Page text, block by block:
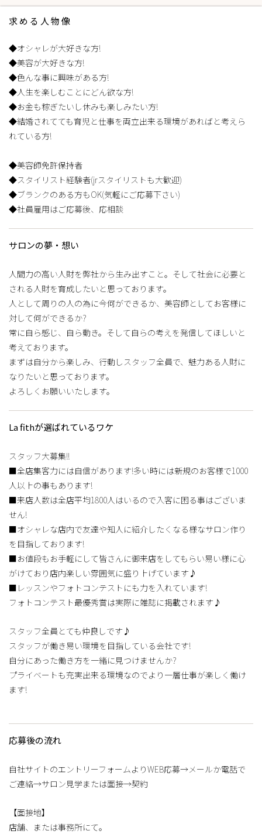
求める人物像
◆オシャレが大好きな方!
◆美容が大好きな方!
◆色んな事に興味がある方!
◆人生を楽しむことにどん欲な方!
◆お金も稼ぎたいし休みも楽しみたい方!
◆結婚されてても育児と仕事を両立出来る環境があればと考えら
れている方!
◆美容師免許保持者
◆スタイリスト経験者(jrスタイリストも大歓迎)
◆ブランクのある方もOK(気軽にご応募下さい)
◆社員雇用はご応募後、応相談
サロンの夢・想い
人間力の高い人財を弊社から生み出すこと。そして社会に必要と
される人財を育成したいと思っております。
人として周りの人の為に今何ができるか、美容師としてお客様に
対して何ができるか?
常に自ら感じ、自ら動き。そして自らの考えを発信してほしいと
考えております。
まずは自分から楽しみ、行動しスタッフ全員で、魅力ある人財に
なりたいと思っております。
よろしくお願いいたします。
La fithが選ばれているワケ
スタッフ大募集!!
■全店集客力には自信があります!多い時には新規のお客様で1000
人以上の事もあります!
■来店人数は全店平均1800人はいるので入客に困る事はございま
せん!
■オシャレな店内で友達や知人に紹介したくなる様なサロン作り
を目指しております!
■お値段もお手軽にして皆さんに御来店をしてもらい易い様に心
がけており店内楽しい雰囲気に盛り上げています♪
■レッスンやフォトコンテストにも力を入れています!
フォトコンテスト最優秀賞は実際に雑誌に掲載されます♪
スタッフ全員とても仲良しです♪
スタッフが働き易い環境を目指している会社です!
自分にあった働き方を一緒に見つけませんか?
プライベートも充実出来る環境なのでより一層仕事が楽しく働け
ます!
応募後の流れ
自社サイトのエントリーフォームよりWEB応募→メールか電話で
ご連絡→サロン見学または面接→契約
【面接地】
店舗、または事務所にて。